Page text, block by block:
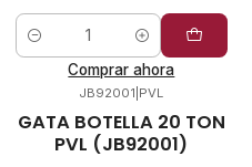
Cantidad
Comprar ahora
JB92001 PVL
GATA BOTELLA 20 TON
PVL (JB92001)